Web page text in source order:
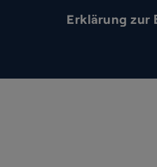
Erklärung zur